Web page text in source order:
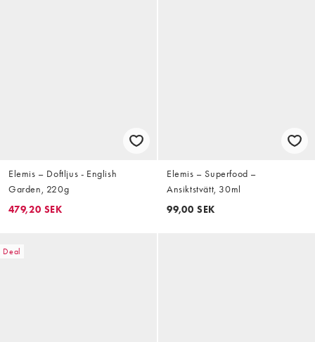
Elemis – Doftljus - English
Garden, 220g
479,20 SEK
Elemis – Superfood –
Ansiktstvätt, 30ml
99,00 SEK
Deal